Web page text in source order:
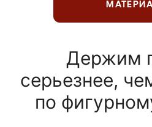
Держим
серьезнее,
по